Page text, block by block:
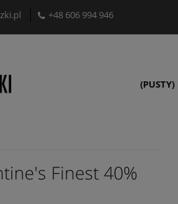
+48 606 994 946
(PUSTY)
Finest 40%